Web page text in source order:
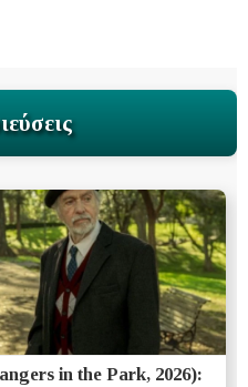
in the Park, 2026):